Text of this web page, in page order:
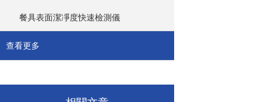
餐具表面潔凈度快速檢測儀
查看更多